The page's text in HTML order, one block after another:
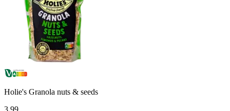
Holie's Granola nuts & seeds
3.99